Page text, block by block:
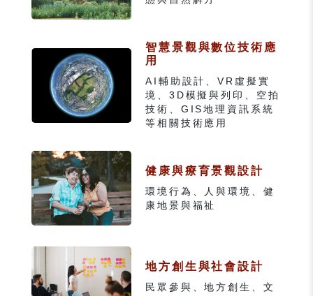
智慧景觀與數位技術應
用
AI輔助設計、VR虛擬實
境、3D模擬與列印、空拍
技術、GIS地理資訊系統
等相關技術應用
健康與療育景觀設計
環境行為、人與環境、健
康地景與福祉
地方創生與社會設計
民眾參與、地方創生、文